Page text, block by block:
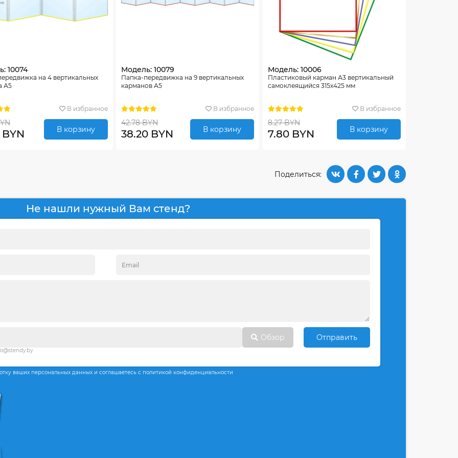
10074
на 4 вертикальных
А5
В избранное
BYN В корзину
Модель: 10079
Папка-передвижка на 9 вертикальных
карманов А5
В избранное
42.78 BYN
38.20 BYN В корзину
Модель: 10006
Пластиковый карман А3 вертикальный
самоклеящийся 315х425 мм
В избранное
8.27 BYN
7.80 BYN В корзину
Поделиться:
Не нашли нужный Вам стенд?
Обзор Отправить
ваших персональных данных и соглашаетесь с политикой конфиденциальности